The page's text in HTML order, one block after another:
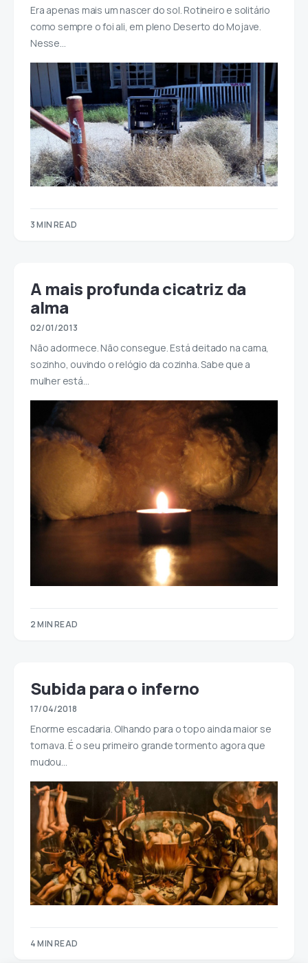
Era apenas mais um nascer do sol. Rotineiro e solitário
como sempre o foi ali, em pleno Deserto do Mojave.
Nesse…
3 MIN READ
A mais profunda cicatriz da
alma
02/01/2013
Não adormece. Não consegue. Está deitado na cama,
sozinho, ouvindo o relógio da cozinha. Sabe que a
mulher está…
2 MIN READ
Subida para o inferno
17/04/2018
Enorme escadaria. Olhando para o topo ainda maior se
tornava. É o seu primeiro grande tormento agora que
mudou…
4 MIN READ